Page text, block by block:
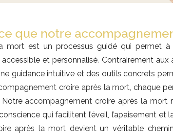
que notre
mort est un processus guidé qui permet à
et personnalisé. Contrairement
guidance intuitive et des outils concrets
croire après la mort, chaque
accompagnement croire après la mort
qui facilitent l’éveil, l’apaisement
après la mort devient un véritable